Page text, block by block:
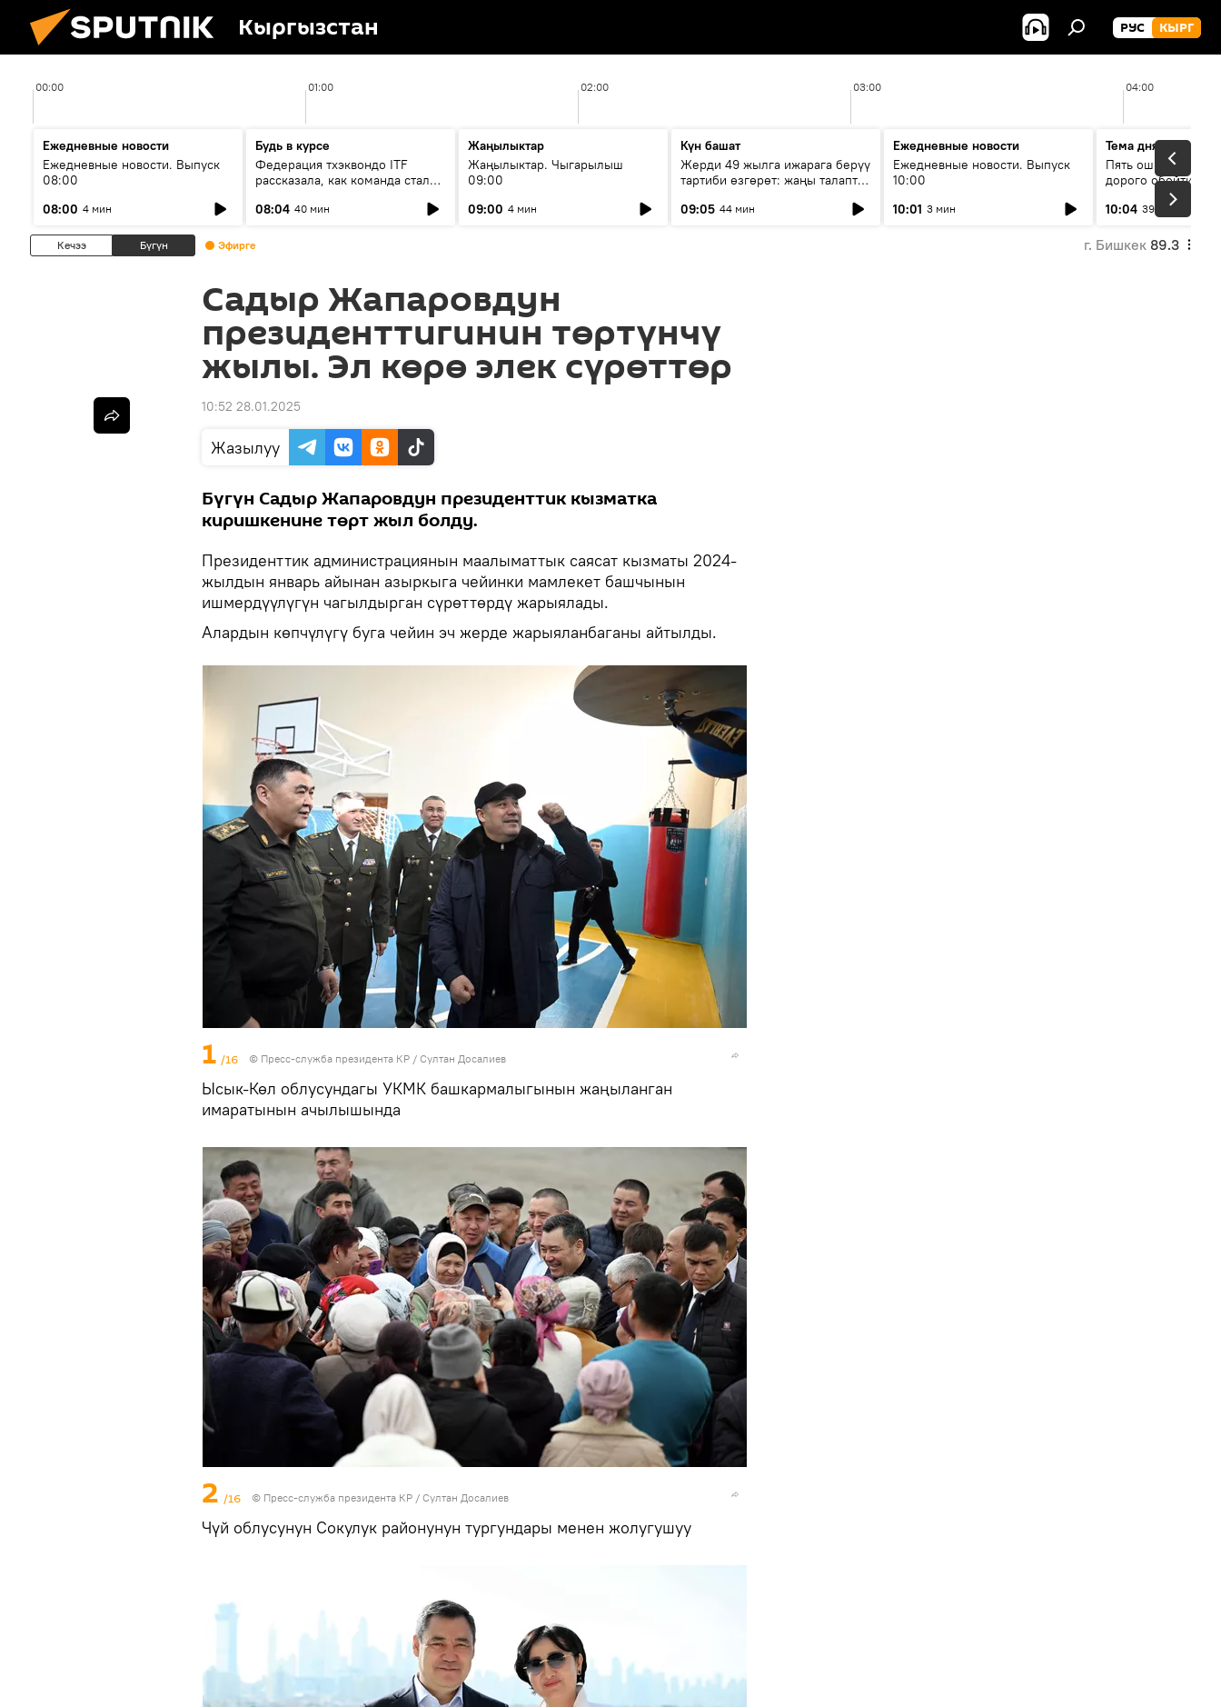
Кыргызстан РУС КЫРГ
00:00 01:00 02:00 03:00 04:00
Ежедневные новости
Ежедневные новости. Выпуск
08:00
08:00 4 мин
Будь в курсе
Федерация тхэквондо ITF
рассказала, как команда стала
08:04 40 мин
Жаңылыктар
Жаңылыктар. Чыгарылыш
09:00
09:00 4 мин
Күн башат
Жерди 49 жылга ижарага берүү
тартиби өзгөрөт: жаңы талаптар
09:05 44 мин
Ежедневные новости
Ежедневные новости. Выпуск
10:00
10:01 3 мин
Тема дня
Пять ошибок
дорого обойтись
10:04 39 мин
Кечээ Бүгүн Эфирге г. Бишкек 89.3
Садыр Жапаровдун
президенттигинин төртүнчү
жылы. Эл көрө элек сүрөттөр
10:52 28.01.2025
Жазылуу
Бүгүн Садыр Жапаровдун президенттик кызматка
киришкенине төрт жыл болду.
Президенттик администрациянын маалыматтык саясат кызматы 2024-
жылдын январь айынан азыркыга чейинки мамлекет башчынын
ишмердүүлүгүн чагылдырган сүрөттөрдү жарыялады.
Алардын көпчүлүгү буга чейин эч жерде жарыяланбаганы айтылды.
1 /16 © Пресс-служба президента КР / Султан Досалиев
Ысык-Көл облусундагы УКМК башкармалыгынын жаңыланган
имаратынын ачылышында
2 /16 © Пресс-служба президента КР / Султан Досалиев
Чүй облусунун Сокулук районунун тургундары менен жолугушуу